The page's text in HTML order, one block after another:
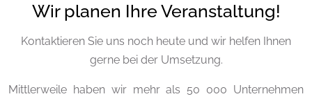
Wir planen Ihre Veranstaltung!
Kontaktieren Sie uns noch heute und wir helfen Ihnen
gerne bei der Umsetzung.
Mittlerweile haben wir mehr als 50 000 Unternehmen